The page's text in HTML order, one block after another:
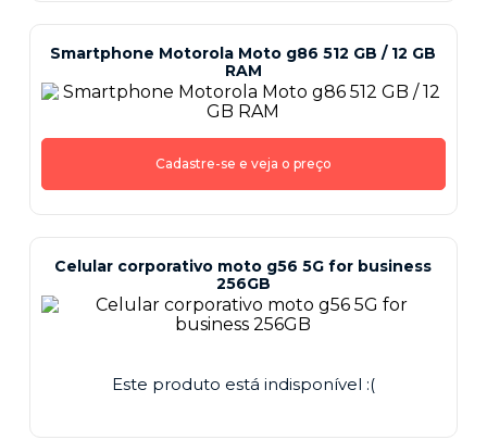
Smartphone Motorola Moto g86 512 GB / 12 GB
RAM
Cadastre-se e veja o preço
Celular corporativo moto g56 5G for business
256GB
Este produto está indisponível :(